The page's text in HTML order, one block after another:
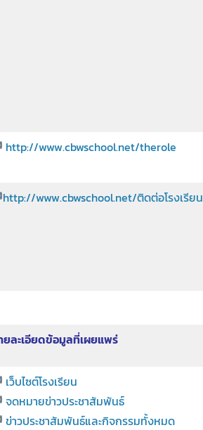
http://www.cbwschool.net/therole
http://www.cbwschool.net/ติดต่อโรงเรียน
ยละเอียดข้อมูลที่เผยแพร่
เว็บไซต์โรงเรียน
จดหมายข่าวประชาสัมพันธ์
ข่าวประชาสัมพันธ์และกิจกรรมทั้งหมด